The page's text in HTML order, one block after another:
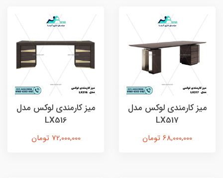
میز کارمندی لوکس مدل
LX517
68,000,000 تومان
میز کارمندی لوکس مدل
LX516
72,000,000 تومان